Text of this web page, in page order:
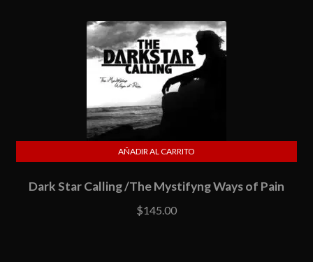
Dark Star Calling /The Mystifyng Ways of Pain
$145.00
AÑADIR AL CARRITO